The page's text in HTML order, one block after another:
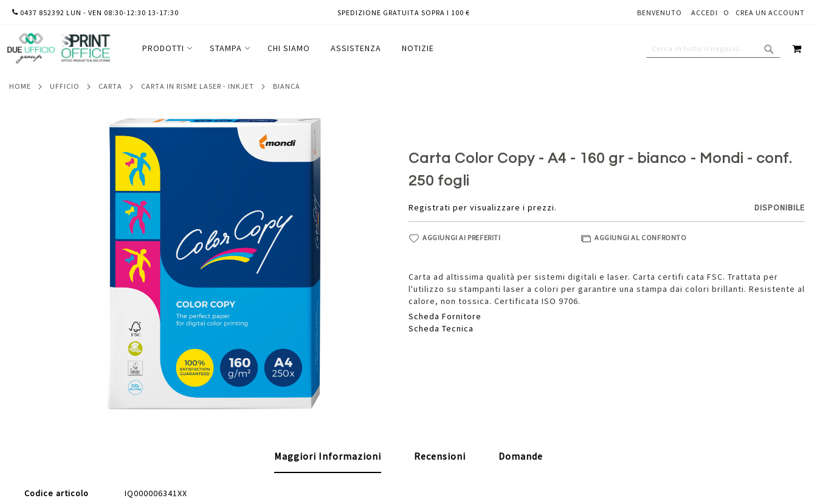
SALTA
CONTENUTO
BENVENUTO ACCEDI CREA UN ACCOUNT
0437 852392 LUN - VEN 08:30-12:30 13-17:30 SPEDIZIONE GRATUITA SOPRA I 100 €
PRODOTTI STAMPA CHI SIAMO ASSISTENZA NOTIZIE
HOME UFFICIO CARTA CARTA IN RISME LASER - INKJET BIANCA
Carta Color Copy - A4 - 160 gr - bianco - Mondi - conf.
250 fogli
Registrati per visualizzare i prezzi. DISPONIBILE
AGGIUNGI AI PREFERITI AGGIUNGI AL CONFRONTO
Carta ad altissima qualità per sistemi digitali e laser. Carta certifi cata FSC. Trattata per
l'utilizzo su stampanti laser a colori per garantire una stampa dai colori brillanti. Resistente al
calore, non tossica. Certificata ISO 9706.
Scheda Fornitore
Scheda Tecnica
immagini
Maggiori Informazioni
Maggiori
Codice articolo
IQ000006341XX
Recensioni Domande